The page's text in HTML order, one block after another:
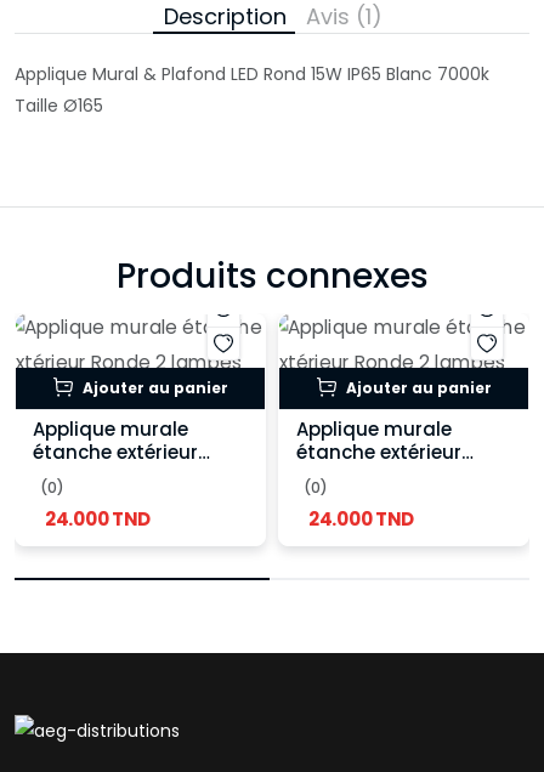
Description Avis (1)
Applique Mural & Plafond LED Rond 15W IP65 Blanc 7000k
Taille Ø165
Produits connexes
Ajouter au panier
Applique murale
étanche extérieur
Ronde 2 lampes GU10
- Blanche
(0)
24.000 TND
Ajouter au panier
Applique murale
étanche extérieur
Ronde 2 lampes GU10
- Noir
(0)
24.000 TND